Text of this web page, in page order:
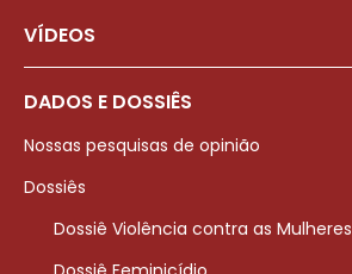
VÍDEOS
DADOS E DOSSIÊS
Nossas pesquisas de opinião
Dossiês
Dossiê Violência contra as Mulheres